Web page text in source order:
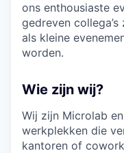
ons enthousiaste
gedreven
als kleine
worden.
Wie zijn wij?
Wij zijn Microlab
werkplekken die
kantoren of